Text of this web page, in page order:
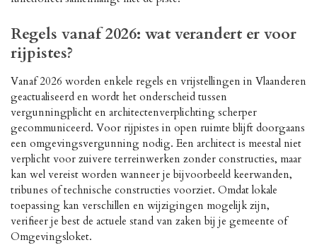
Regels vanaf 2026: wat verandert er voor
rijpistes?
Vanaf 2026 worden enkele regels en vrijstellingen in Vlaanderen
geactualiseerd en wordt het onderscheid tussen
vergunningplicht en architectenverplichting scherper
gecommuniceerd. Voor rijpistes in open ruimte blijft doorgaans
een omgevingsvergunning nodig. Een architect is meestal niet
verplicht voor zuivere terreinwerken zonder constructies, maar
kan wel vereist worden wanneer je bijvoorbeeld keerwanden,
tribunes of technische constructies voorziet. Omdat lokale
toepassing kan verschillen en wijzigingen mogelijk zijn,
verifieer je best de actuele stand van zaken bij je gemeente of
Omgevingsloket.